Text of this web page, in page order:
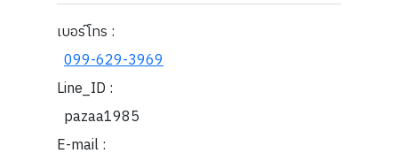
เบอร์โทร :
099-629-3969
Line_ID :
pazaa1985
E-mail :